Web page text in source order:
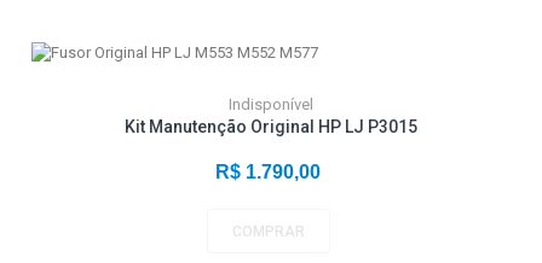
Indisponível
Kit Manutenção Original HP LJ P3015
R$ 1.790,00
COMPRAR